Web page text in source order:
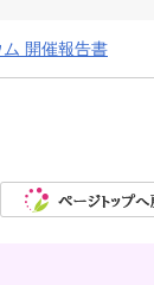
開催報告書